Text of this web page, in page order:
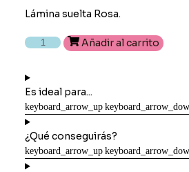
Lámina suelta Rosa.
Lámina
Rollo
de
foil
para
aplicar
en
Añadir al carrito
Es ideal para...
¿Qué conseguirás?